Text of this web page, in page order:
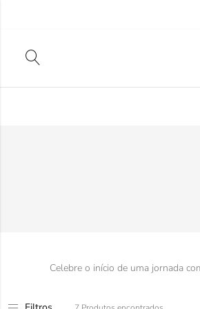
Celebre o início de uma jornada